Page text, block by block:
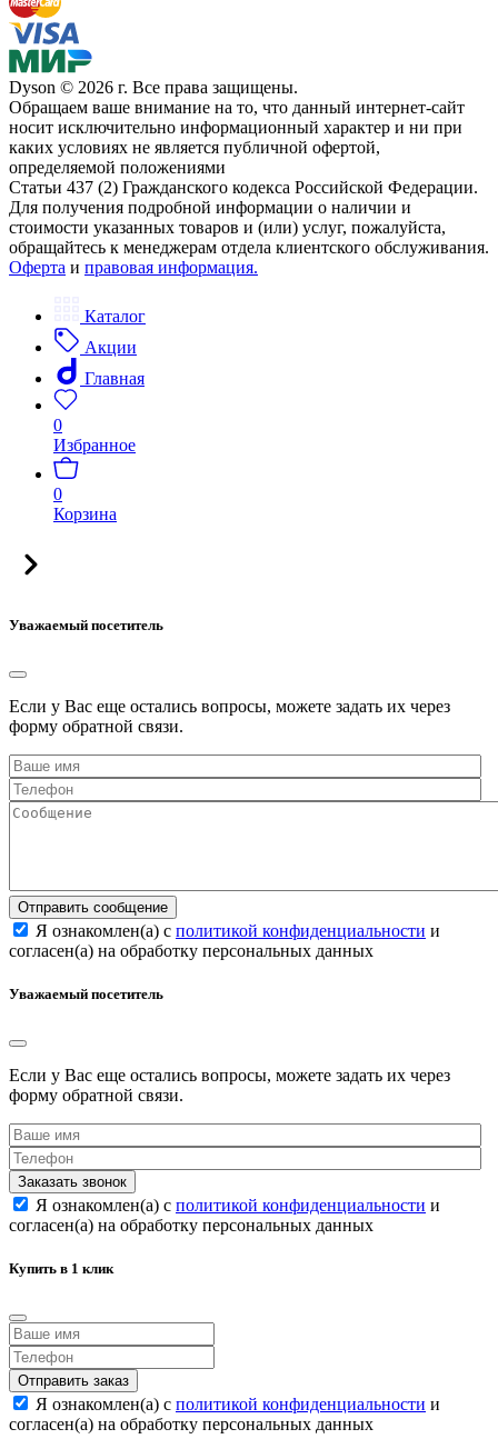
Dyson © 2026 г. Все права защищены.
Обращаем ваше внимание на то, что данный интернет-сайт
носит исключительно информационный характер и ни при
каких условиях не является публичной офертой,
определяемой положениями
Статьи 437 (2) Гражданского кодекса Российской Федерации.
Для получения подробной информации о наличии и
стоимости указанных товаров и (или) услуг, пожалуйста,
обращайтесь к менеджерам отдела клиентского обслуживания.
Оферта и правовая информация.
Каталог
Акции
Главная
0
Избранное
0
Корзина
Уважаемый посетитель
Если у Вас еще остались вопросы, можете задать их через
форму обратной связи.
Отправить сообщение
Я ознакомлен(а) с политикой конфиденциальности и
согласен(а) на обработку персональных данных
Уважаемый посетитель
Если у Вас еще остались вопросы, можете задать их через
форму обратной связи.
Заказать звонок
Я ознакомлен(а) с политикой конфиденциальности и
согласен(а) на обработку персональных данных
Купить в 1 клик
Отправить заказ
Я ознакомлен(а) с политикой конфиденциальности и
согласен(а) на обработку персональных данных